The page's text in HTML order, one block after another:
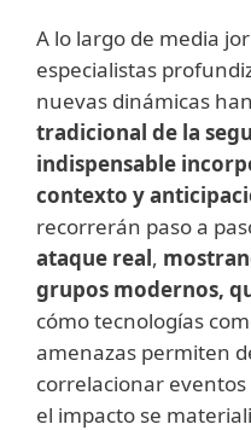
A lo largo de media
especialistas
nuevas dinámicas han
tradicional de la
indispensable
contexto y
recorrerán paso a
ataque real,
grupos modernos,
cómo tecnologías
amenazas permiten
correlacionar
el impacto se